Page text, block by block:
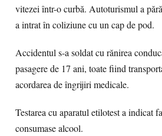
vitezei într-o curbă. Autoturismul a
a intrat în coliziune cu un cap de pod.
Accidentul s-a soldat cu rănirea
pasagere de 17 ani, toate fiind
acordarea de îngrijiri medicale.
Testarea cu aparatul etilotest a indicat
consumase alcool.